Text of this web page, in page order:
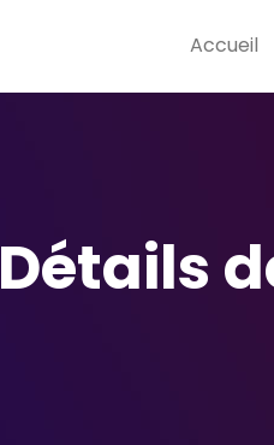
Accueil
Détails